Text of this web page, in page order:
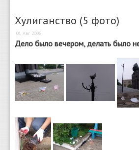
Справочник
О сайте
Хулиганство (5 фото)
01 Авг 2008
Дело было вечером, делать было